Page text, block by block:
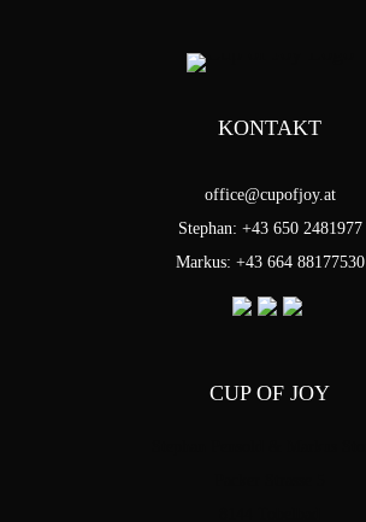
KONTAKT
office@cupofjoy.at
Stephan: +43 650 2481977
Markus: +43 664 88177530
CUP OF JOY